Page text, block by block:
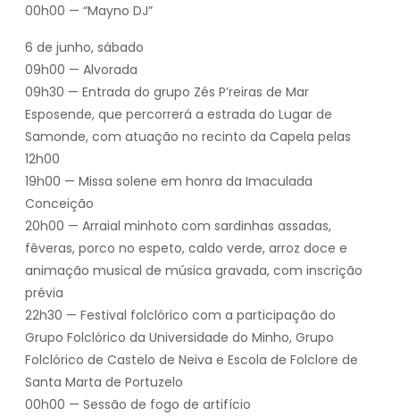
00h00 — “Mayno DJ”
6 de junho, sábado
09h00 — Alvorada
09h30 — Entrada do grupo Zés P’reiras de Mar
Esposende, que percorrerá a estrada do Lugar de
Samonde, com atuação no recinto da Capela pelas
12h00
19h00 — Missa solene em honra da Imaculada
Conceição
20h00 — Arraial minhoto com sardinhas assadas,
fêveras, porco no espeto, caldo verde, arroz doce e
animação musical de música gravada, com inscrição
prévia
22h30 — Festival folclórico com a participação do
Grupo Folclórico da Universidade do Minho, Grupo
Folclórico de Castelo de Neiva e Escola de Folclore de
Santa Marta de Portuzelo
00h00 — Sessão de fogo de artifício